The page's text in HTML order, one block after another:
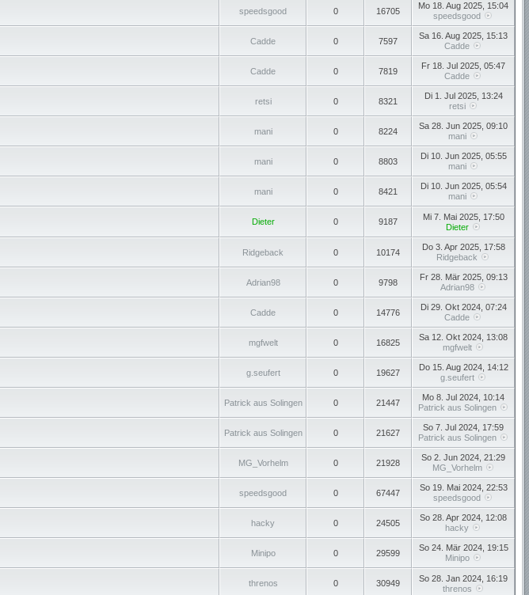
speedsgood 0 16705
Mo 18. Aug 2025, 15:04
speedsgood
Cadde 0 7597
Sa 16. Aug 2025, 15:13
Cadde
Cadde 0 7819
Fr 18. Jul 2025, 05:47
Cadde
retsi 0 8321
Di 1. Jul 2025, 13:24
retsi
mani 0 8224
Sa 28. Jun 2025, 09:10
mani
mani 0 8803
Di 10. Jun 2025, 05:55
mani
mani 0 8421
Di 10. Jun 2025, 05:54
mani
Dieter 0 9187
Mi 7. Mai 2025, 17:50
Dieter
Ridgeback 0 10174
Do 3. Apr 2025, 17:58
Ridgeback
Adrian98 0 9798
Fr 28. Mär 2025, 09:13
Adrian98
Cadde 0 14776
Di 29. Okt 2024, 07:24
Cadde
mgfwelt 0 16825
Sa 12. Okt 2024, 13:08
mgfwelt
g.seufert 0 19627
Do 15. Aug 2024, 14:12
g.seufert
Patrick aus Solingen 0 21447
Mo 8. Jul 2024, 10:14
Patrick aus Solingen
Patrick aus Solingen 0 21627
So 7. Jul 2024, 17:59
Patrick aus Solingen
MG_Vorhelm 0 21928
So 2. Jun 2024, 21:29
MG_Vorhelm
speedsgood 0 67447
So 19. Mai 2024, 22:53
speedsgood
hacky 0 24505
So 28. Apr 2024, 12:08
hacky
Minipo 0 29599
So 24. Mär 2024, 19:15
Minipo
threnos 0 30949
So 28. Jan 2024, 16:19
threnos